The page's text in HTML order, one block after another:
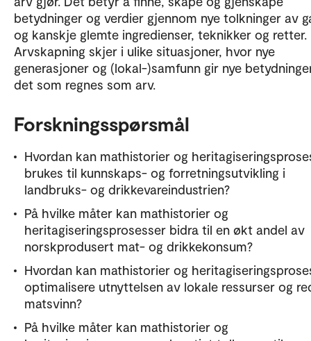
betydninger og verdier gjennom nye tolkninger av
og kanskje glemte ingredienser, teknikker og retter.
Arvskapning skjer i ulike situasjoner, hvor nye
generasjoner og (lokal-)samfunn gir nye
det som regnes som arv.
Forskningsspørsmål
Hvordan kan mathistorier og
brukes til kunnskaps- og forretningsutvikling i
landbruks- og drikkevareindustrien?
På hvilke måter kan mathistorier og
heritagiseringsprosesser bidra til en økt andel av
norskprodusert mat- og drikkekonsum?
Hvordan kan mathistorier og
optimalisere utnyttelsen av lokale ressurser og
matsvinn?
På hvilke måter kan mathistorier og